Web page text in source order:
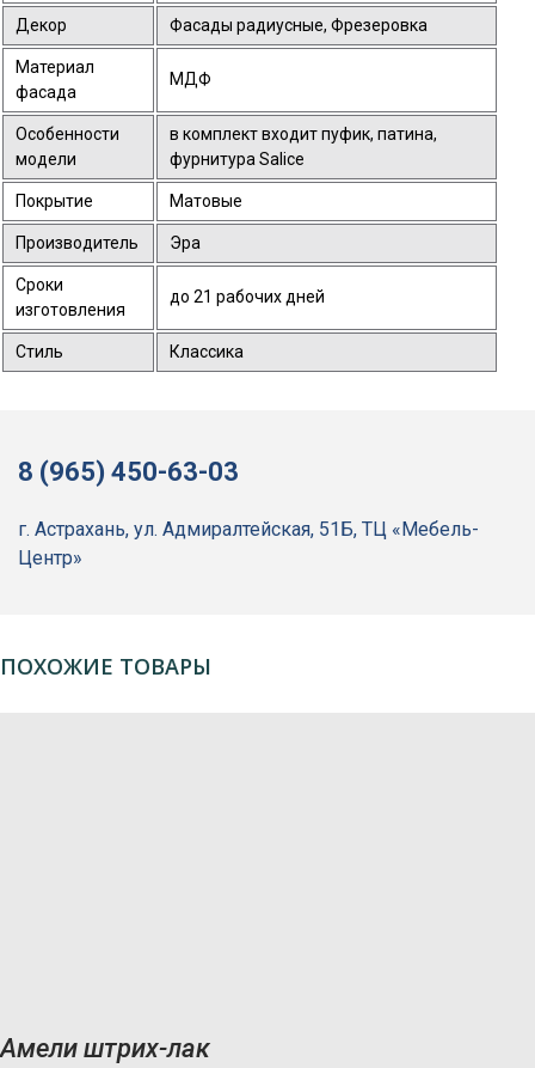
Декор Фасады радиусные, Фрезеровка
Материал
фасада
МДФ
Особенности
модели
в комплект входит пуфик, патина,
фурнитура Salice
Покрытие Матовые
Производитель Эра
Сроки
изготовления
до 21 рабочих дней
Стиль Классика
8 (965) 450-63-03
г. Астрахань, ул. Адмиралтейская, 51Б, ТЦ «Мебель-
Центр»
ПОХОЖИЕ ТОВАРЫ
Амели штрих-лак